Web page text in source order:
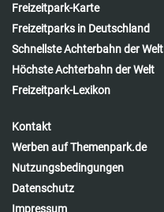
Freizeitpark-Karte
Freizeitparks in Deutschland
Schnellste Achterbahn der Welt
Höchste Achterbahn der Welt
Freizeitpark-Lexikon
Kontakt
Werben auf Themenpark.de
Nutzungsbedingungen
Datenschutz
Impressum